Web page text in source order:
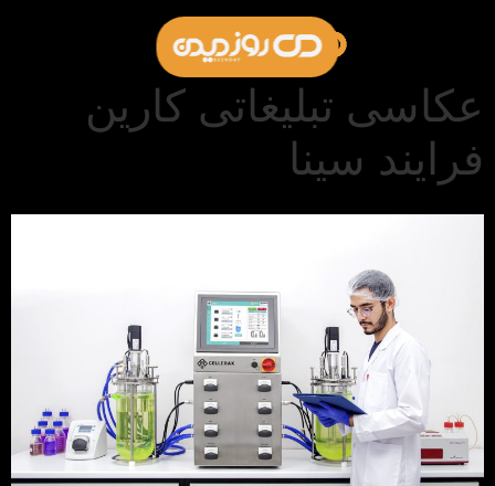
عکاسی تبلیغاتی کارین
فرایند سینا